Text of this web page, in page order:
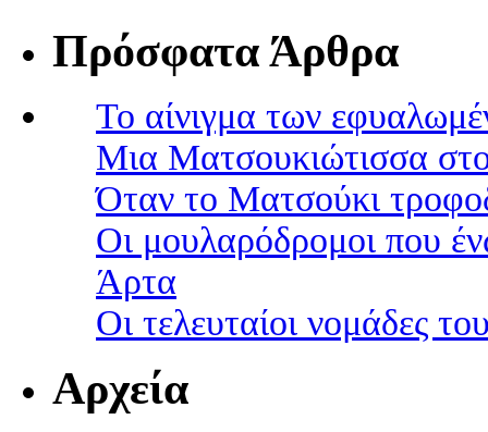
Πρόσφατα Άρθρα
Το αίνιγμα των
Μια Ματσουκιώτισσα
Όταν το Ματσούκι
Οι μουλαρόδρομοι που
Άρτα
Οι τελευταίοι νομάδες
Αρχεία